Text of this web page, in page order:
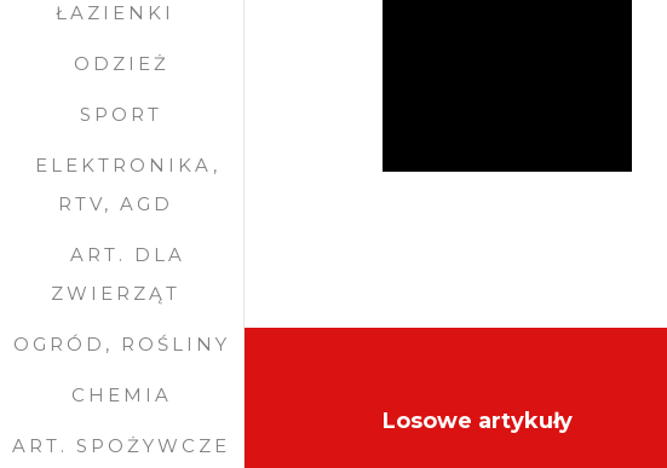
ŁAZIENKI
ODZIEŻ
SPORT
ELEKTRONIKA,
RTV, AGD
ART. DLA
ZWIERZĄT
OGRÓD, ROŚLINY
CHEMIA
ART. SPOŻYWCZE
Losowe artykuły